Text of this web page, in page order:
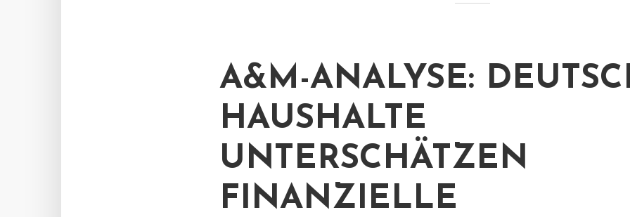
A&M-ANALYSE:
HAUSHALTE
UNTERSCHÄTZEN
FINANZIELLE